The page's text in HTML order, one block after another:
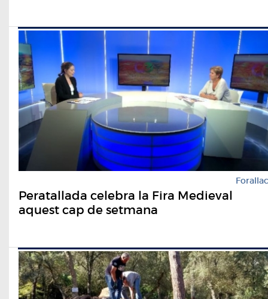
Forallac
Peratallada celebra la Fira Medieval
aquest cap de setmana